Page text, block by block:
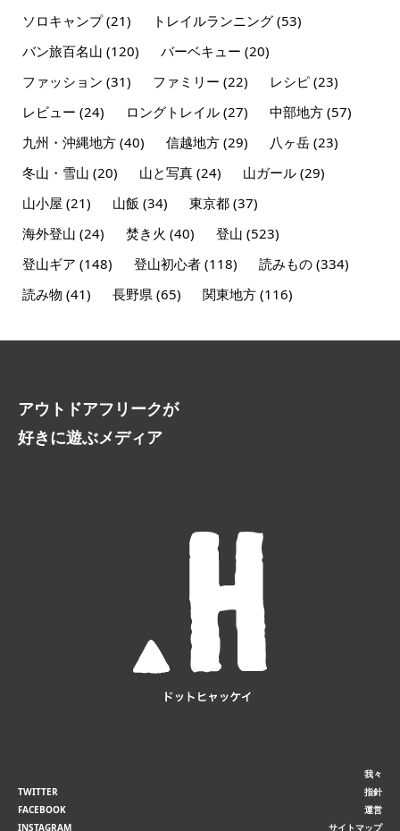
ソロキャンプ(21) トレイルランニング(53)
バン旅百名山 (120) バーベキュー (20)
ファッション (31) ファミリー (22) レシピ(23)
レビュー (24) ロングトレイル(27) 中部地方(57)
九州・沖縄地方(40) 信越地方(29) 八ヶ岳(23)
冬山・雪山 (20) 山と写真(24) 山ガール(29)
山小屋 (21) 山飯 (34) 東京都(37)
海外登山 (24) 焚き火 (40) 登山 (523)
登山ギア (148) 登山初心者(118) 読みもの(334)
読み物 (41) 長野県(65) 関東地方(116)
アウトドアフリークが
好きに遊ぶメディア
TWITTER
FACEBOOK
INSTAGRAM
我々
指針
運営
サイトマップ